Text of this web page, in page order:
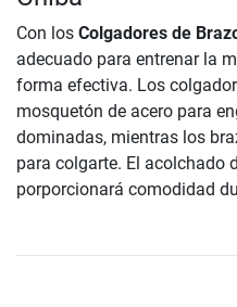
Con los Colgadores de
adecuado para entrenar la
forma efectiva. Los
mosquetón de acero para
dominadas, mientras los
para colgarte. El acolchado
porporcionará comodidad